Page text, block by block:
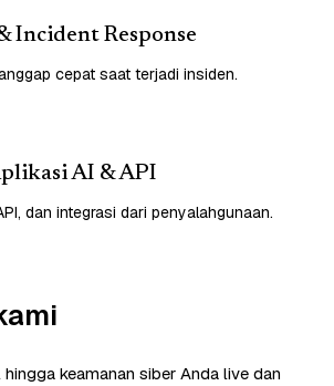
Incident Response
cepat saat terjadi insiden.
AI & API
dan integrasi dari penyalahgunaan.
keamanan siber Anda live dan